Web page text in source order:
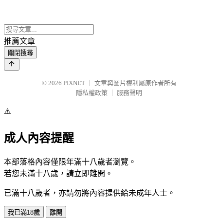
推薦文章
關閉搜尋
© 2026 PIXNET
文章與圖片權利屬原作者所有
隱私權政策
服務聲明
⚠️
成人內容提醒
本部落格內容僅限年滿十八歲者瀏覽。
若您未滿十八歲，請立即離開。
已滿十八歲者，亦請勿將內容提供給未成年人士。
我已滿18歲 離開